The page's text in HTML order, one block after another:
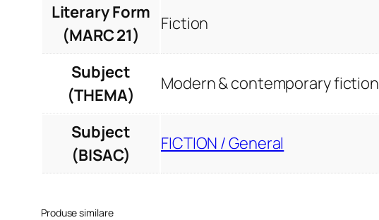
Literary Form
(MARC 21)
Fiction
Subject
(THEMA)
Modern & contemporary fiction
Subject
(BISAC)
FICTION / General
Produse similare